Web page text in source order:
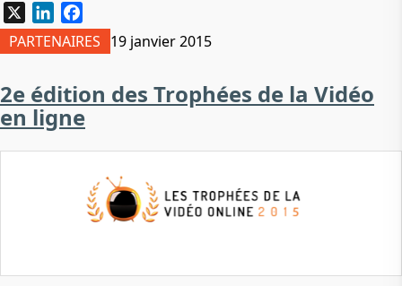
LinkedIn
PARTENAIRES 19 janvier 2015
2e édition des Trophées de la Vidéo
en ligne